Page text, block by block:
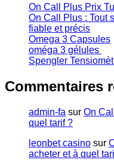
On Call Plus Prix
On Call Plus : Tout
fiable et précis
Omega 3 Capsules
oméga 3 gélules
Spengler
Commentaires
admin-fa sur On
quel tarif ?
leonbet casino sur
acheter et à quel